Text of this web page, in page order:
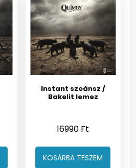
Instant szeánsz /
Bakelit lemez
16990 Ft
KOSÁRBA TESZEM